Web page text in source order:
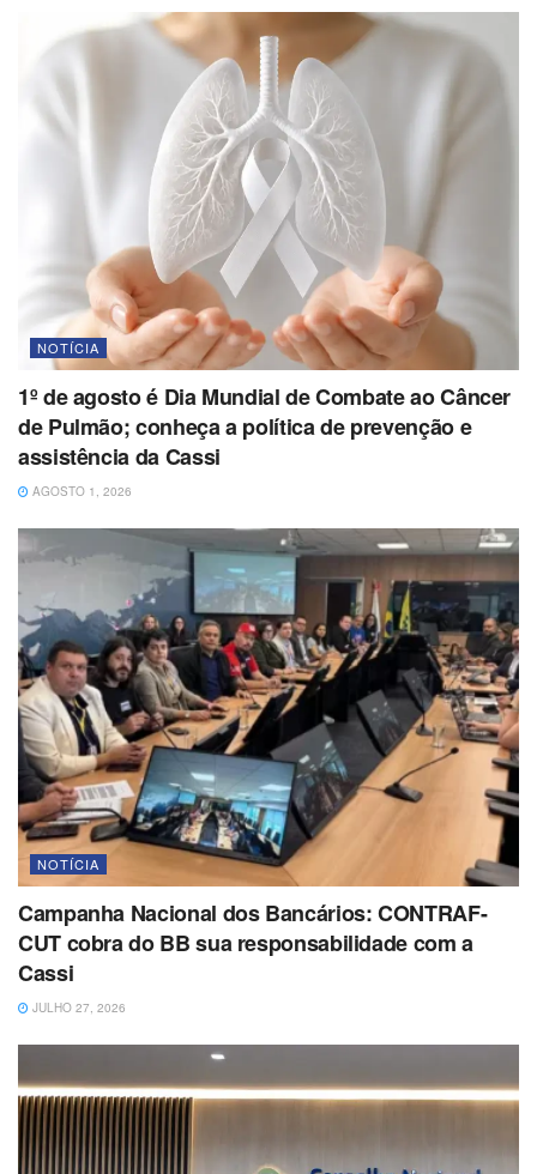
NOTÍCIA
1º de agosto é Dia Mundial de Combate ao Câncer
de Pulmão; conheça a política de prevenção e
assistência da Cassi
AGOSTO 1, 2026
NOTÍCIA
Campanha Nacional dos Bancários: CONTRAF-
CUT cobra do BB sua responsabilidade com a
Cassi
JULHO 27, 2026